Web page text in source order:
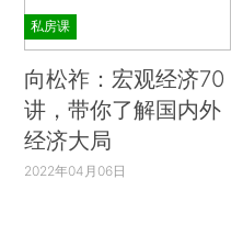
私房课
向松祚：宏观经济70
讲，带你了解国内外
经济大局
2022年04月06日